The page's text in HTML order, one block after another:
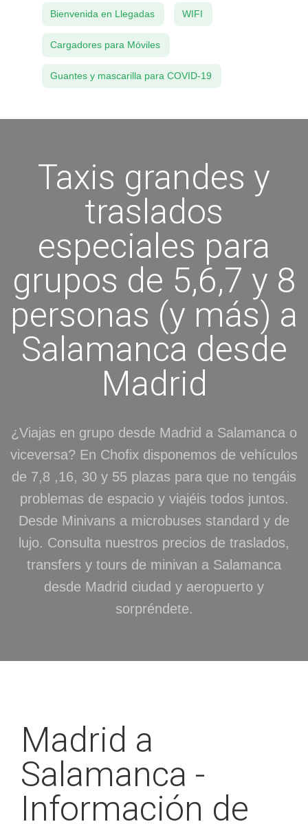
Bienvenida en Llegadas WIFI
Cargadores para Móviles
Guantes y mascarilla para COVID-19
Taxis grandes y
traslados
especiales para
grupos de 5,6,7 y 8
personas (y más) a
Salamanca desde
Madrid
¿Viajas en grupo desde Madrid a Salamanca o
viceversa? En Chofix disponemos de vehículos
de 7,8 ,16, 30 y 55 plazas para que no tengáis
problemas de espacio y viajéis todos juntos.
Desde Minivans a microbuses standard y de
lujo. Consulta nuestros precios de traslados,
transfers y tours de minivan a Salamanca
desde Madrid ciudad y aeropuerto y
sorpréndete.
Madrid a
Salamanca -
Información de